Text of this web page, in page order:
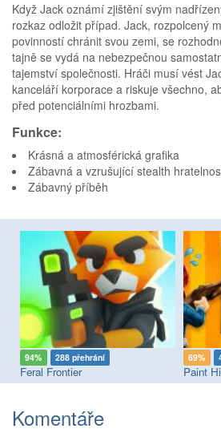
Když Jack oznámí zjištění svým
rozkaz odložit případ. Jack, rozpolcený
povinností chránit svou zemi, se
tajně se vydá na nebezpečnou
tajemství společnosti. Hráči musí vést
kanceláří korporace a riskuje všechno,
před potenciálními hrozbami.
Funkce:
Krásná a atmosférická grafika
Zábavná a vzrušující stealth
Zábavný příběh
94% 288 přehrání
Feral Frontier
69%
Paint
Komentáře